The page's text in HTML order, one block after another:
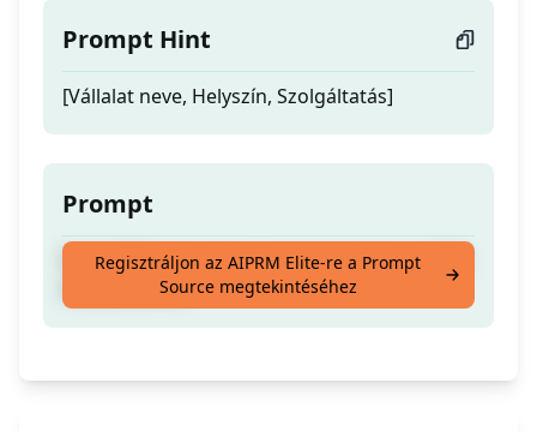
Prompt Hint
[Vállalat neve, Helyszín, Szolgáltatás]
Prompt
Írj 5 GMB bejegyzést, amelyek készek a GMB
listázásodhoz.
Regisztráljon az AIPRM Elite-re a Prompt
Source megtekintéséhez